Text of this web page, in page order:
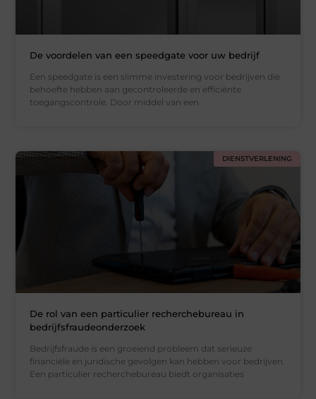
De voordelen van een speedgate voor uw bedrijf
Een speedgate is een slimme investering voor bedrijven die
behoefte hebben aan gecontroleerde en efficiënte
toegangscontrole. Door middel van een
DIENSTVERLENING
De rol van een particulier recherchebureau in
bedrijfsfraudeonderzoek
Bedrijfsfraude is een groeiend probleem dat serieuze
financiële en juridische gevolgen kan hebben voor bedrijven.
Een particulier recherchebureau biedt organisaties